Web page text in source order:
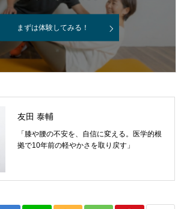
まずは体験してみる！
友田 泰輔
「膝や腰の不安を、自信に変える。医学的根
拠で10年前の軽やかさを取り戻す」